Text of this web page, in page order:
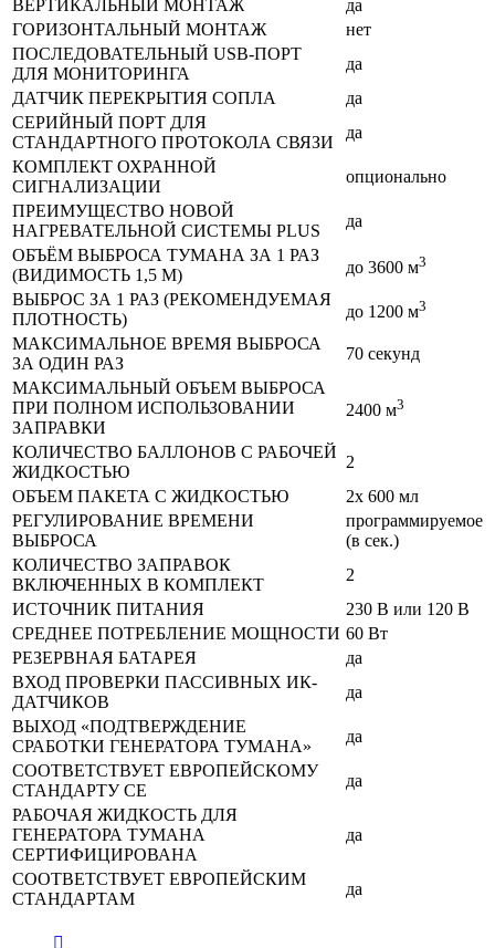
ВЕРТИКАЛЬНЫЙ МОНТАЖ
да
ГОРИЗОНТАЛЬНЫЙ МОНТАЖ
нет
ПОСЛЕДОВАТЕЛЬНЫЙ USB-ПОРТ
ДЛЯ МОНИТОРИНГА
да
ДАТЧИК ПЕРЕКРЫТИЯ СОПЛА
да
СЕРИЙНЫЙ ПОРТ ДЛЯ
СТАНДАРТНОГО ПРОТОКОЛА СВЯЗИ
да
КОМПЛЕКТ ОХРАННОЙ
СИГНАЛИЗАЦИИ
опционально
ПРЕИМУЩЕСТВО НОВОЙ
НАГРЕВАТЕЛЬНОЙ СИСТЕМЫ PLUS
да
ОБЪЁМ ВЫБРОСА ТУМАНА ЗА 1 РАЗ
(ВИДИМОСТЬ 1,5 М)
до 3600 м3
ВЫБРОС ЗА 1 РАЗ (РЕКОМЕНДУЕМАЯ
ПЛОТНОСТЬ)
до 1200 м3
МАКСИМАЛЬНОЕ ВРЕМЯ ВЫБРОСА
ЗА ОДИН РАЗ
70 секунд
МАКСИМАЛЬНЫЙ ОБЪЕМ ВЫБРОСА
ПРИ ПОЛНОМ ИСПОЛЬЗОВАНИИ
ЗАПРАВКИ
2400 м3
КОЛИЧЕСТВО БАЛЛОНОВ С РАБОЧЕЙ
ЖИДКОСТЬЮ
2
ОБЪЕМ ПАКЕТА С ЖИДКОСТЬЮ
2x 600 мл
РЕГУЛИРОВАНИЕ ВРЕМЕНИ
ВЫБРОСА
программируемое
(в сек.)
КОЛИЧЕСТВО ЗАПРАВОК
ВКЛЮЧЕННЫХ В КОМПЛЕКТ
2
ИСТОЧНИК ПИТАНИЯ
230 В или 120 В
СРЕДНЕЕ ПОТРЕБЛЕНИЕ МОЩНОСТИ 60 Вт
РЕЗЕРВНАЯ БАТАРЕЯ
да
ВХОД ПРОВЕРКИ ПАССИВНЫХ ИК-
ДАТЧИКОВ
да
ВЫХОД «ПОДТВЕРЖДЕНИЕ
СРАБОТКИ ГЕНЕРАТОРА ТУМАНА»
да
СООТВЕТСТВУЕТ ЕВРОПЕЙСКОМУ
СТАНДАРТУ СЕ
да
РАБОЧАЯ ЖИДКОСТЬ ДЛЯ
ГЕНЕРАТОРА ТУМАНА
СЕРТИФИЦИРОВАНА
да
СООТВЕТСТВУЕТ ЕВРОПЕЙСКИМ
СТАНДАРТАМ
да